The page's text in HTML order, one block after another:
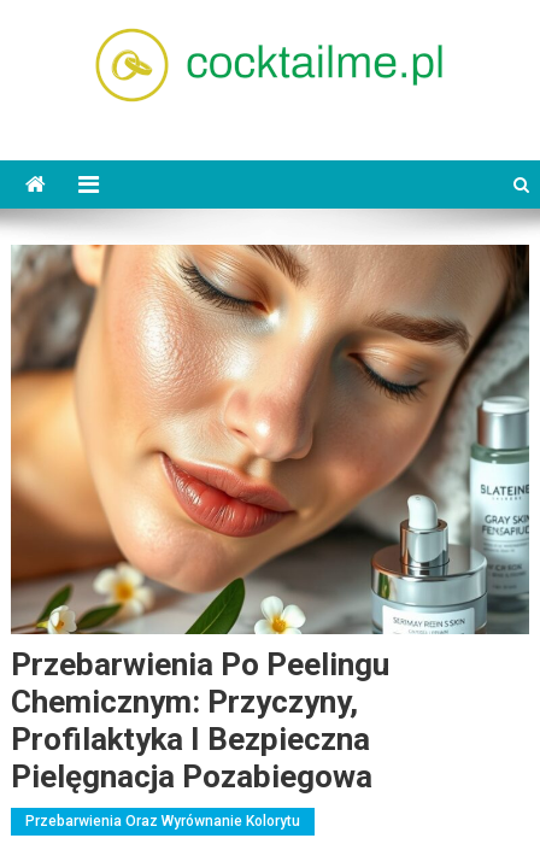
Przebarwienia Po Peelingu
Chemicznym: Przyczyny,
Profilaktyka I Bezpieczna
Pielęgnacja Pozabiegowa
Przebarwienia Oraz Wyrównanie Kolorytu